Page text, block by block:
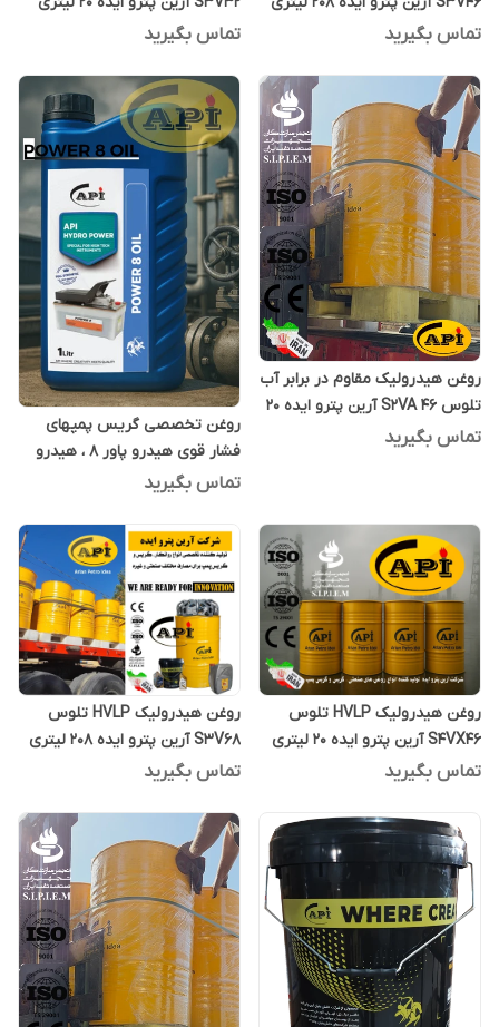
تماس بگیرید تماس بگیرید
روغن هیدرولیک مقاوم در برابر آب
تلوس S2VA 46 آرین پترو ایده 20
لیتری
تماس بگیرید
روغن تخصصی گریس پمپهای
فشار قوی هیدرو پاور 8 ، هیدرو
پاور ایت یک لیتری
تماس بگیرید
روغن هیدرولیک HVLP تلوس
S4VX46 آرین پترو ایده 20 لیتری
تماس بگیرید
روغن هیدرولیک HVLP تلوس
S3V68 آرین پترو ایده 208 لیتری
تماس بگیرید